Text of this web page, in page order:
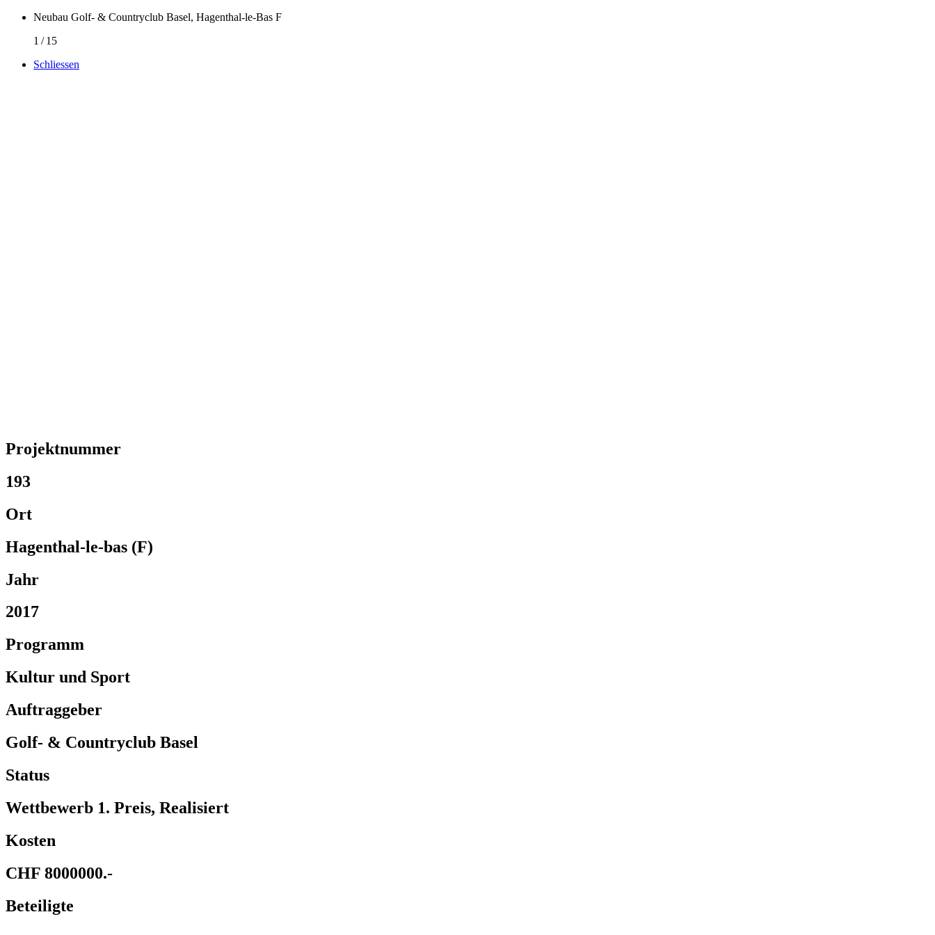
Neubau Golf- & Countryclub Basel, Hagenthal-le-Bas F
1 /15
Schliessen
Projektnummer
193
Ort
Hagenthal-le-bas (F)
Jahr
2017
Programm
Kultur und Sport
Auftraggeber
Golf- & Countryclub Basel
Status
Wettbewerb 1. Preis, Realisiert
Kosten
CHF 8000000.-
Beteiligte